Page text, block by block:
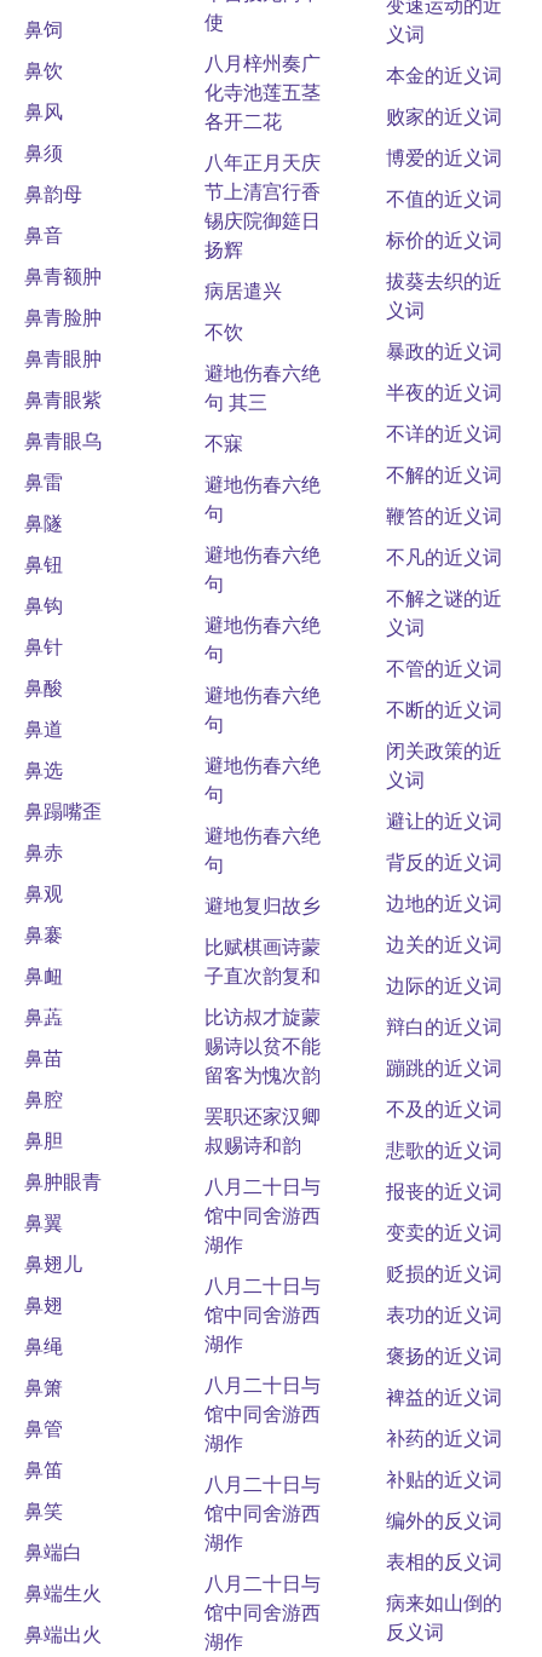
鼻饲
鼻饮
鼻风
鼻须
鼻韵母
鼻音
鼻青额肿
鼻青脸肿
鼻青眼肿
鼻青眼紫
鼻青眼乌
鼻雷
鼻隧
鼻钮
鼻钩
鼻针
鼻酸
鼻道
鼻选
鼻蹋嘴歪
鼻赤
鼻观
鼻褰
鼻衄
鼻蕋
鼻苗
鼻腔
鼻胆
鼻肿眼青
鼻翼
鼻翅儿
鼻翅
鼻绳
鼻箫
鼻管
鼻笛
鼻笑
鼻端白
鼻端生火
鼻端出火
使
八月梓州奏广
化寺池莲五茎
各开二花
八年正月天庆
节上清宫行香
锡庆院御筵日
扬辉
病居遣兴
不饮
避地伤春六绝
句 其三
不寐
避地伤春六绝
句
避地伤春六绝
句
避地伤春六绝
句
避地伤春六绝
句
避地伤春六绝
句
避地伤春六绝
句
避地复归故乡
比赋棋画诗蒙
子直次韵复和
比访叔才旋蒙
赐诗以贫不能
留客为愧次韵
罢职还家汉卿
叔赐诗和韵
八月二十日与
馆中同舍游西
湖作
八月二十日与
馆中同舍游西
湖作
八月二十日与
馆中同舍游西
湖作
八月二十日与
馆中同舍游西
湖作
八月二十日与
馆中同舍游西
湖作
义词
本金的近义词
败家的近义词
博爱的近义词
不值的近义词
标价的近义词
拔葵去织的近
义词
暴政的近义词
半夜的近义词
不详的近义词
不解的近义词
鞭笞的近义词
不凡的近义词
不解之谜的近
义词
不管的近义词
不断的近义词
闭关政策的近
义词
避让的近义词
背反的近义词
边地的近义词
边关的近义词
边际的近义词
辩白的近义词
蹦跳的近义词
不及的近义词
悲歌的近义词
报丧的近义词
变卖的近义词
贬损的近义词
表功的近义词
褒扬的近义词
裨益的近义词
补药的近义词
补贴的近义词
编外的反义词
表相的反义词
病来如山倒的
反义词